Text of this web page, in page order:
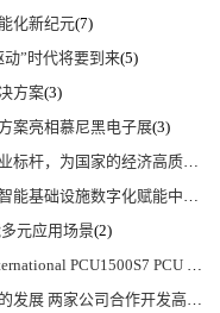
化新纪元(7)
”时代将要到来(5)
方案(3)
案亮相慕尼黑电子展(3)
大力量|上海电气集团党委书记、董事长吴磊来访
基础设施数字化赋能中心
元应用场景(2)
PCU 1500 S7 V4.5.0
太阳能组串式逆变器方案 以实现可持续的未来